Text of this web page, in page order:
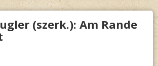
(szerk.): Am Rande